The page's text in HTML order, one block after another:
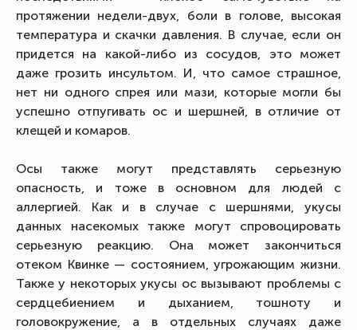
протяжении недели-двух, боли в голове, высокая
температура и скачки давления. В случае, если он
придется на какой-либо из сосудов, это может
даже грозить инсультом. И, что самое страшное,
нет ни одного спрея или мази, которые могли бы
успешно отпугивать ос и шершней, в отличие от
клещей и комаров.
Осы также могут представлять серьезную
опасность, и тоже в основном для людей с
аллергией. Как и в случае с шершнями, укусы
данных насекомых также могут спровоцировать
серьезную реакцию. Она может закончиться
отеком Квинке — состоянием, угрожающим жизни.
Также у некоторых укусы ос вызывают проблемы с
сердцебиением и дыханием, тошноту и
головокружение, а в отдельных случаях даже